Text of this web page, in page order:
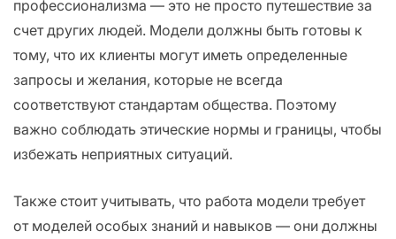
профессионализма — это не просто путешествие за
счет других людей. Модели должны быть готовы к
тому, что их клиенты могут иметь определенные
запросы и желания, которые не всегда
соответствуют стандартам общества. Поэтому
важно соблюдать этические нормы и границы, чтобы
избежать неприятных ситуаций.
Также стоит учитывать, что работа модели требует
от моделей особых знаний и навыков — они должны